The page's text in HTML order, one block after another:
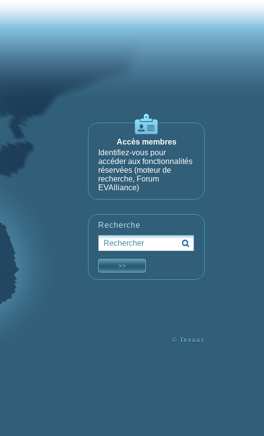
Accès membres
Identifiez-vous pour
accéder aux fonctionnalités
réservées (moteur de
recherche, Forum
EVAlliance)
Recherche
© Texaas